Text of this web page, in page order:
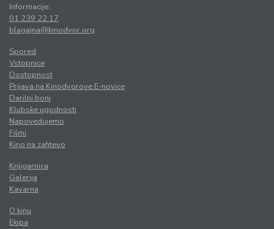
Informacije:
01 239 22 17
blagajna@kinodvor.org
Spored
Vstopnice
Dostopnost
Prijava na Kinodvorove E-novice
Darilni boni
Klubske ugodnosti
Napovedujemo
Filmi
Kino na zahtevo
Knjigarnica
Galerija
Kavarna
O kinu
Ekipa